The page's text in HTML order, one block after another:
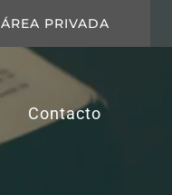
ÁREA PRIVADA
Contacto